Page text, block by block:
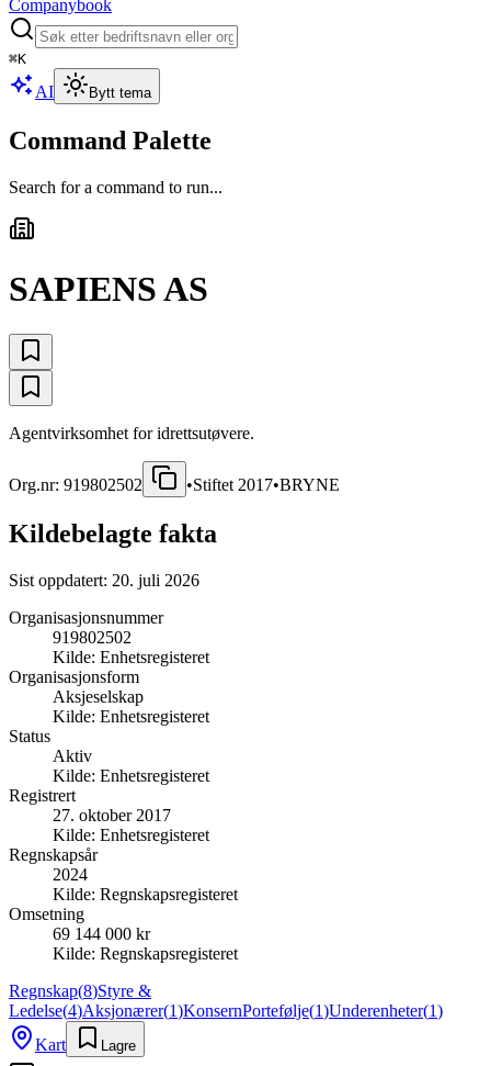
Companybook
⌘K
AI Bytt tema
Command Palette
Search for a command to run...
SAPIENS AS
Agentvirksomhet for idrettsutøvere.
Org.nr: 919802502 •Stiftet 2017•BRYNE
Kildebelagte fakta
Sist oppdatert: 20. juli 2026
Organisasjonsnummer
919802502
Kilde: Enhetsregisteret
Organisasjonsform
Aksjeselskap
Kilde: Enhetsregisteret
Status
Aktiv
Kilde: Enhetsregisteret
Registrert
27. oktober 2017
Kilde: Enhetsregisteret
Regnskapsår
2024
Kilde: Regnskapsregisteret
Omsetning
69 144 000 kr
Kilde: Regnskapsregisteret
Regnskap(8)Styre &
Ledelse(4)Aksjonærer(1)KonsernPortefølje(1)Underenheter(1)
Kart
Lagre